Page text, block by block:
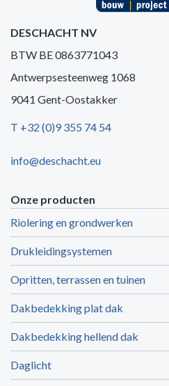
DESCHACHT NV
BTW BE 0863771043
Antwerpsesteenweg 1068
9041 Gent-Oostakker
T +32 (0)9 355 74 54
info@deschacht.eu
Onze producten
Riolering en grondwerken
Drukleidingsystemen
Opritten, terrassen en tuinen
Dakbedekking plat dak
Dakbedekking hellend dak
Daglicht